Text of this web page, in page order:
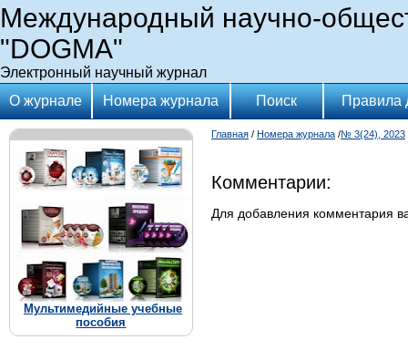
Международный научно-
"DOGMA"
Электронный научный журнал
О журнале
Номера журнала Поиск Правила
Мультимедийные учебные
пособия
Главная / Номера журнала /№ 3(24), 2023
Комментарии:
Для добавления комментария